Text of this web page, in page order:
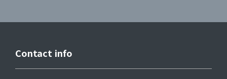
Contact info